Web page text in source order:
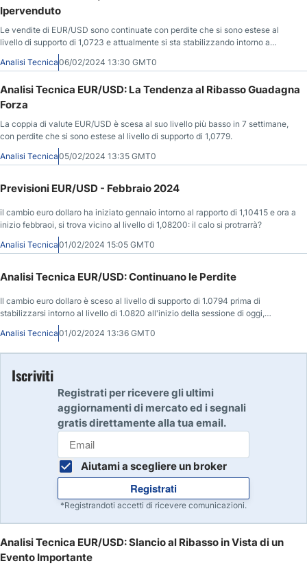
Ipervenduto
Le vendite di EUR/USD sono continuate con perdite che si sono estese al
livello di supporto di 1,0723 e attualmente si sta stabilizzando intorno a
Analisi Tecnica06/02/2024 13:30 GMT0
Analisi Tecnica EUR/USD: La Tendenza al Ribasso Guadagna
Forza
La coppia di valute EUR/USD è scesa al suo livello più basso in 7 settimane,
con perdite che si sono estese al livello di supporto di 1,0779.
Analisi Tecnica05/02/2024 13:35 GMT0
Previsioni EUR/USD - Febbraio 2024
il cambio euro dollaro ha iniziato gennaio intorno al rapporto di 1,10415 e ora a
inizio febbraoi, si trova vicino al livello di 1,08200: il calo si protrarrà?
Analisi Tecnica01/02/2024 15:05 GMT0
Analisi Tecnica EUR/USD: Continuano le Perdite
Il cambio euro dollaro è sceso al livello di supporto di 1.0794 prima di
stabilizzarsi intorno al livello di 1.0820 all'inizio della sessione di oggi,
Analisi Tecnica01/02/2024 13:36 GMT0
Iscriviti
Registrati per ricevere gli ultimi
aggiornamenti di mercato ed i segnali
gratis direttamente alla tua email.
Aiutami a scegliere un broker
Registrati
*Registrandoti accetti di ricevere comunicazioni.
Analisi Tecnica EUR/USD: Slancio al Ribasso in Vista di un
Evento Importante